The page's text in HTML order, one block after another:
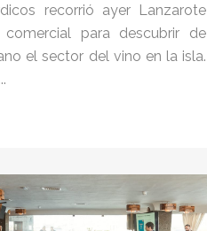
recorrió ayer Lanzarote
para descubrir de
el sector del vino en la isla.